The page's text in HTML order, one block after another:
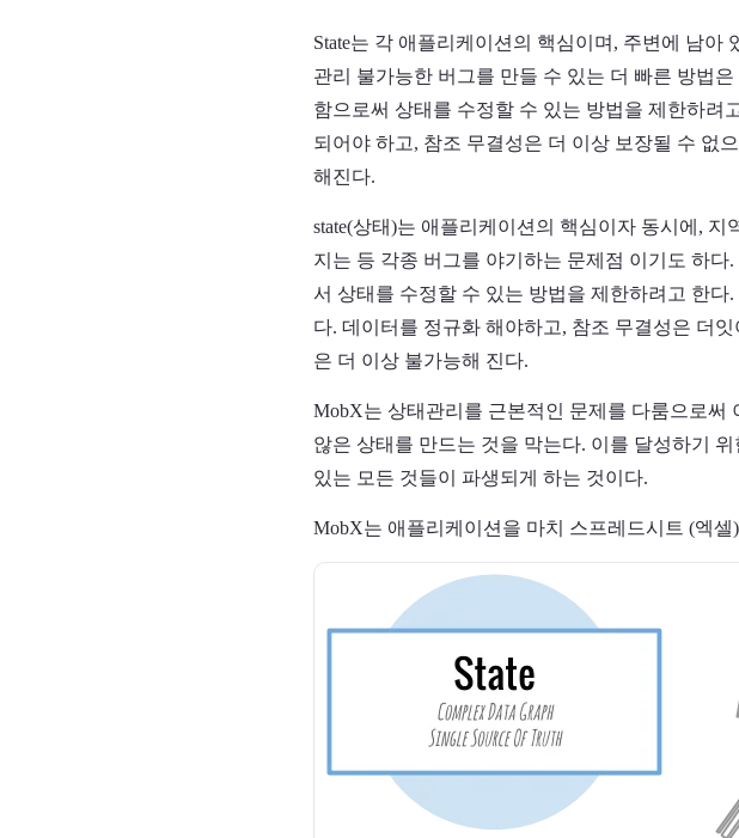
State는 각 애플리케이션의 핵심이며, 주변에 남
관리 불가능한 버그를 만들 수 있는 더 빠른 방법
함으로써 상태를 수정할 수 있는 방법을 제한하려
되어야 하고, 참조 무결성은 더 이상 보장될 수 없
해진다.
state(상태)는 애플리케이션의 핵심이자 동시에,
지는 등 각종 버그를 야기하는 문제점 이기도 하
서 상태를 수정할 수 있는 방법을 제한하려고 한다
다. 데이터를 정규화 해야하고, 참조 무결성은 더
은 더 이상 불가능해 진다.
MobX는 상태관리를 근본적인 문제를 다룸으로써
않은 상태를 만드는 것을 막는다. 이를 달성하기
있는 모든 것들이 파생되게 하는 것이다.
MobX는 애플리케이션을 마치 스프레드시트 (엑셀